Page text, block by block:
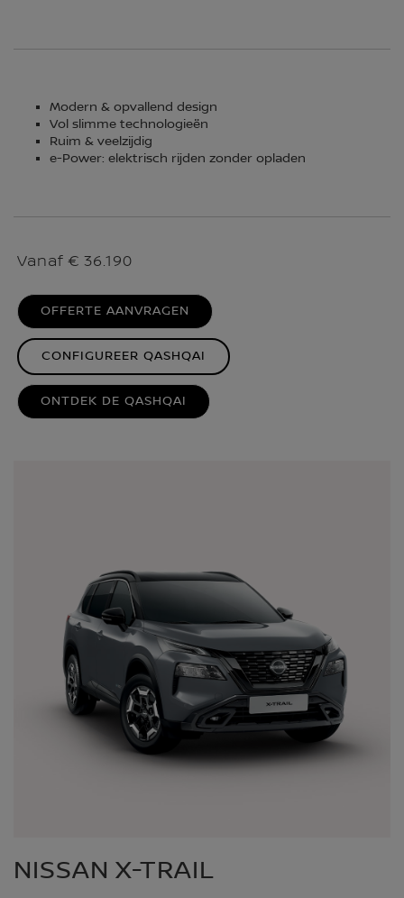
Modern & opvallend design
Vol slimme technologieën
Ruim & veelzijdig
e-Power: elektrisch rijden zonder opladen
Vanaf € 36.190
OFFERTE AANVRAGEN
CONFIGUREER QASHQAI
ONTDEK DE QASHQAI
NISSAN X-TRAIL